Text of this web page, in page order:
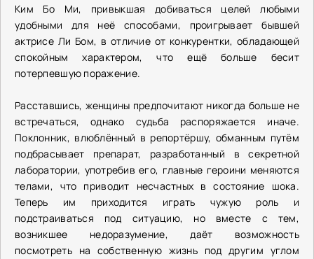
Ким Бо Ми, привыкшая добиваться целей любыми
удобными для неё способами, проигрывает бывшей
актрисе Ли Бом, в отличие от конкурентки, обладающей
спокойным характером, что ещё больше бесит
потерпевшую поражение.
Расставшись, женщины предпочитают никогда больше не
встречаться, однако судьба распоряжается иначе.
Поклонник, влюблённый в репортёршу, обманным путём
подбрасывает препарат, разработанный в секретной
лаборатории, употребив его, главные героини меняются
телами, что приводит несчастных в состояние шока.
Теперь им приходится играть чужую роль и
подстраиваться под ситуацию, но вместе с тем,
возникшее недоразумение, даёт возможность
посмотреть на собственную жизнь под другим углом